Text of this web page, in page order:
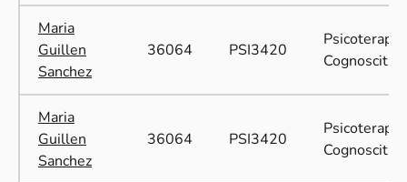
Maria
Guillen
Sanchez
36064 PSI3420
Psicoterapia
Cognoscitiva
Maria
Guillen
Sanchez
36064 PSI3420
Psicoterapia
Cognoscitiva